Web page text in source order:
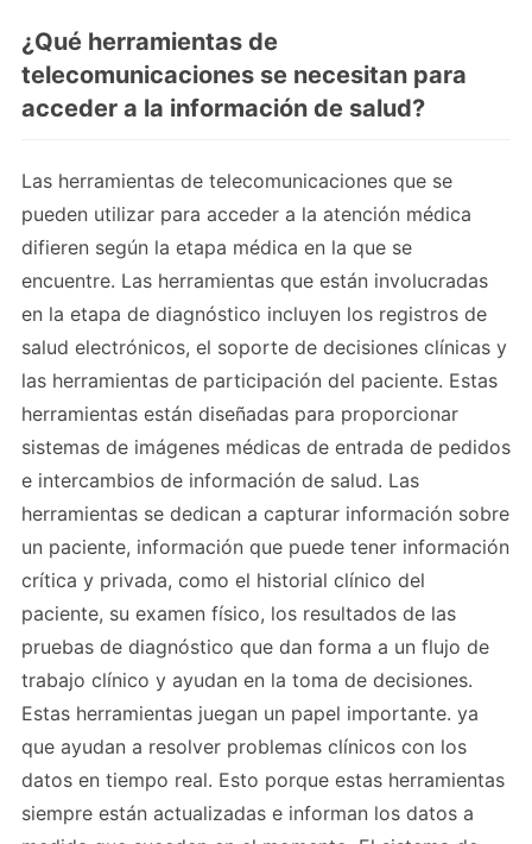
¿Qué herramientas de
telecomunicaciones se necesitan para
acceder a la información de salud?
Las herramientas de telecomunicaciones que se
pueden utilizar para acceder a la atención médica
difieren según la etapa médica en la que se
encuentre. Las herramientas que están involucradas
en la etapa de diagnóstico incluyen los registros de
salud electrónicos, el soporte de decisiones clínicas y
las herramientas de participación del paciente. Estas
herramientas están diseñadas para proporcionar
sistemas de imágenes médicas de entrada de pedidos
e intercambios de información de salud. Las
herramientas se dedican a capturar información sobre
un paciente, información que puede tener información
crítica y privada, como el historial clínico del
paciente, su examen físico, los resultados de las
pruebas de diagnóstico que dan forma a un flujo de
trabajo clínico y ayudan en la toma de decisiones.
Estas herramientas juegan un papel importante. ya
que ayudan a resolver problemas clínicos con los
datos en tiempo real. Esto porque estas herramientas
siempre están actualizadas e informan los datos a